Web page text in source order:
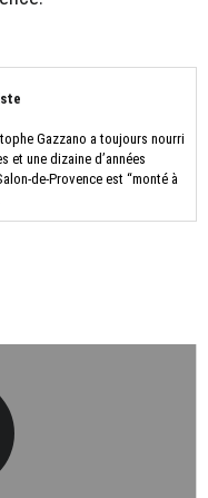
Gazzano a toujours nourri
et une dizaine d’années
de-Provence est “monté à